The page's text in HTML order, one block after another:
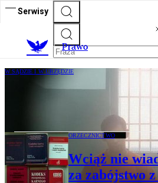
Serwisy
Prawo
W SĄDZIE I W URZĘDZIE
Od dziś trudniej
ORZECZNICTWO
Wciąż nie
za zabójstwo